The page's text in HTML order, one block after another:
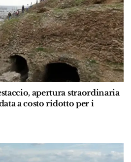
apertura straordinaria
a costo ridotto per i